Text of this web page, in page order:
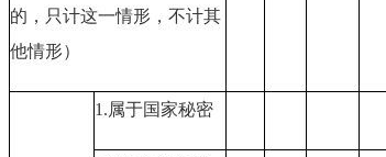
的，只计这一情形，不计其
他情形）
1.属于国家秘密